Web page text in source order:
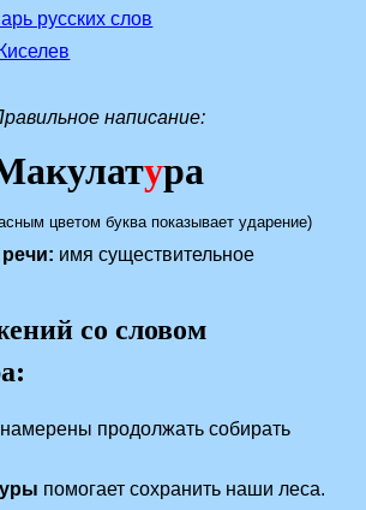
русских слов
написание:
ура
цветом буква показывает ударение)
имя существительное
со словом
продолжать собирать
помогает сохранить наши леса.